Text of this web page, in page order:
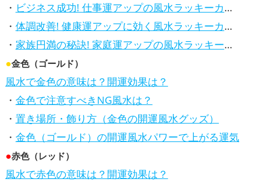
・ ビジネス成功! 仕事運アップの風水ラッキーカラー5選、効果解説
・ 体調改善! 健康運アップに効く風水ラッキーカラー5選、効果と活用法を解説
・ 家族円満の秘訣! 家庭運アップの風水ラッキーカラー5選、効果解説
●金色（ゴールド）
風水で金色の意味は？開運効果は？
・ 金色で注意すべきNG風水は？
・ 置き場所・飾り方（金色の開運風水グッズ）
・ 金色（ゴールド）の開運風水パワーで上がる運気
●赤色（レッド）
風水で赤色の意味は？開運効果は？